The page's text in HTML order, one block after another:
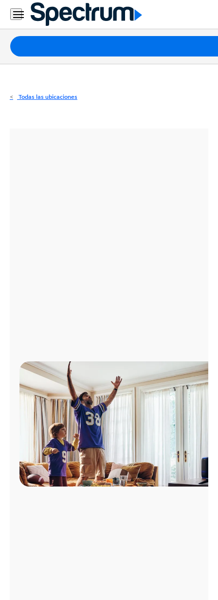
Residencial
Business
Paquetes
Internet
Todas las ubicaciones